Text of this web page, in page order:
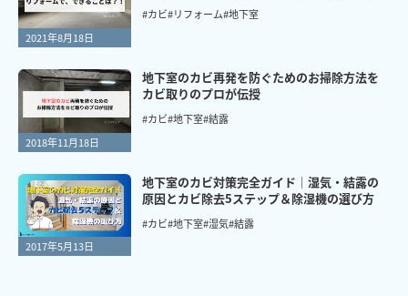
2021年8月18日
#カビ#リフォーム#地下室
2018年11月18日
地下室のカビ再発を防ぐためのお掃除方法を
カビ取りのプロが伝授
#カビ#地下室#結露
2017年5月13日
地下室のカビ対策完全ガイド｜湿気・結露の
原因とカビ除去5ステップ＆除湿機の選び方
#カビ#地下室#湿気#結露